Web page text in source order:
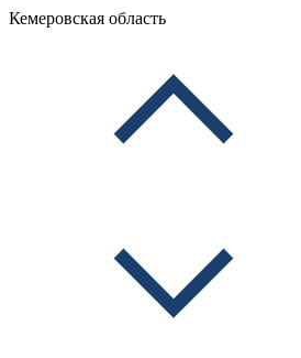
Кемеровская область